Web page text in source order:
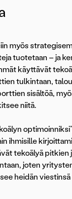
myös
tuotetaan – ja
käyttävät
tulkintaan,
sisältöä,
niitä.
ihmisille
tekoälyä pitkien
joten
heidän viestinsä